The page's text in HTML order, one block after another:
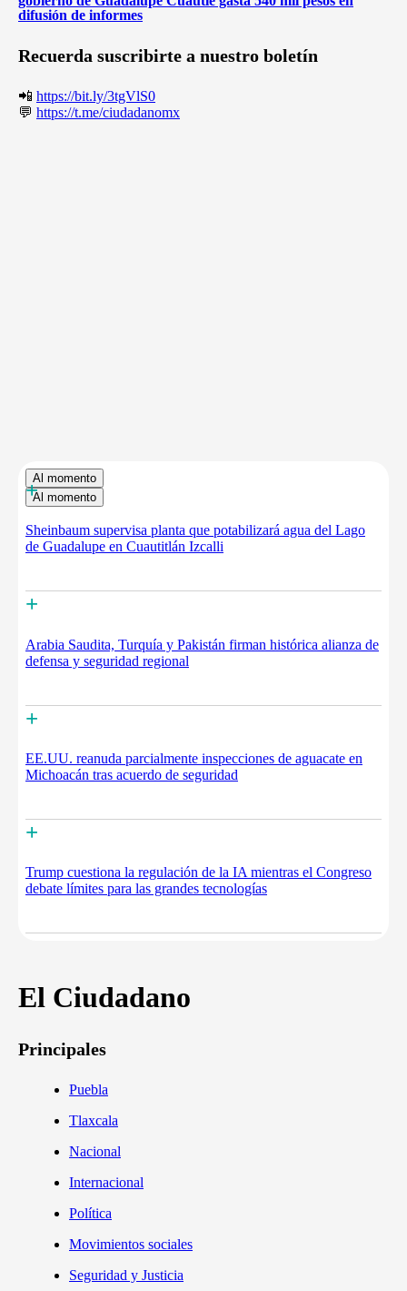
difusión de informes
Recuerda suscribirte a nuestro boletín
📲 https://bit.ly/3tgVlS0
💬 https://t.me/ciudadanomx
Al momento
Al momento
+
Sheinbaum supervisa planta que potabilizará agua del Lago
de Guadalupe en Cuautitlán Izcalli
+
Arabia Saudita, Turquía y Pakistán firman histórica alianza de
defensa y seguridad regional
+
EE.UU. reanuda parcialmente inspecciones de aguacate en
Michoacán tras acuerdo de seguridad
+
Trump cuestiona la regulación de la IA mientras el Congreso
debate límites para las grandes tecnologías
El Ciudadano
Principales
Puebla
Tlaxcala
Nacional
Internacional
Política
Movimientos sociales
Seguridad y Justicia